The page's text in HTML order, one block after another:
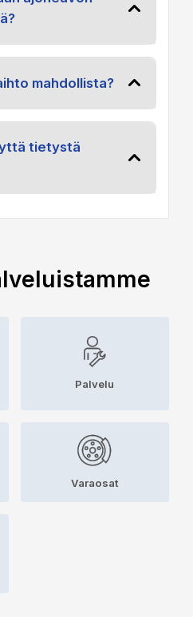
mahdollista?
tietystä
Palvelu
Varaosat